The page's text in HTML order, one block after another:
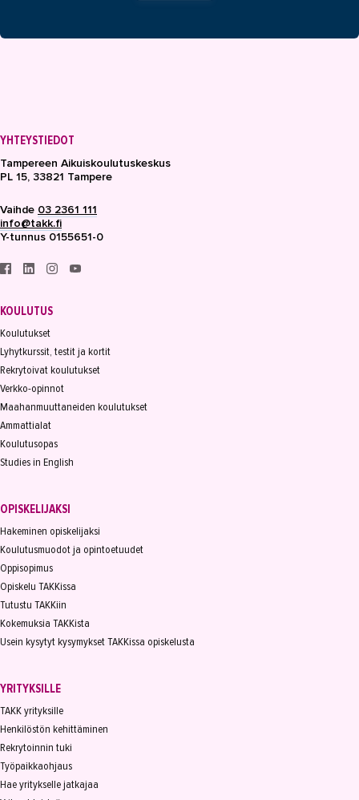
YHTEYSTIEDOT
Tampereen Aikuiskoulutuskeskus
PL 15, 33821 Tampere
Vaihde 03 2361 111
info@takk.fi
Y-tunnus 0155651-0
KOULUTUS
Koulutukset
Lyhytkurssit, testit ja kortit
Rekrytoivat koulutukset
Verkko-opinnot
Maahanmuuttaneiden koulutukset
Ammattialat
Koulutusopas
Studies in English
OPISKELIJAKSI
Hakeminen opiskelijaksi
Koulutusmuodot ja opintoetuudet
Oppisopimus
Opiskelu TAKKissa
Tutustu TAKKiin
Kokemuksia TAKKista
Usein kysytyt kysymykset TAKKissa opiskelusta
YRITYKSILLE
TAKK yrityksille
Henkilöstön kehittäminen
Rekrytoinnin tuki
Työpaikkaohjaus
Hae yritykselle jatkajaa